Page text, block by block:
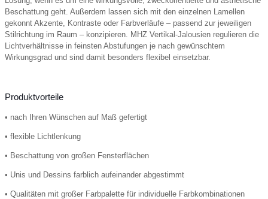
Beschattung geht. Außerdem lassen sich mit den einzelnen Lamellen
gekonnt Akzente, Kontraste oder Farbverläufe – passend zur jeweiligen
Stilrichtung im Raum – konzipieren. MHZ Vertikal-Jalousien regulieren die
Lichtverhältnisse in feinsten Abstufungen je nach gewünschtem
Wirkungsgrad und sind damit besonders flexibel einsetzbar.
Produktvorteile
• nach Ihren Wünschen auf Maß gefertigt
• flexible Lichtlenkung
• Beschattung von großen Fensterflächen
• Unis und Dessins farblich aufeinander abgestimmt
• Qualitäten mit großer Farbpalette für individuelle Farbkombinationen